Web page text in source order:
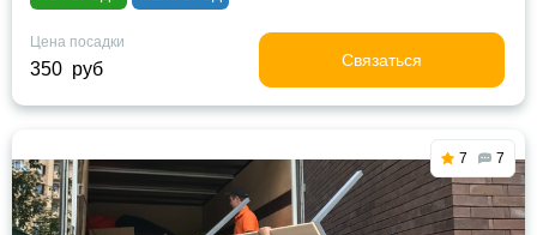
Цена посадки
350 руб Связаться
7 7